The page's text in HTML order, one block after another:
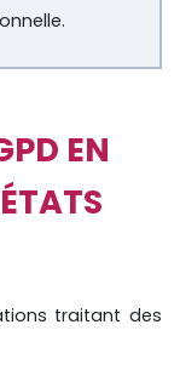
EN
traitant des